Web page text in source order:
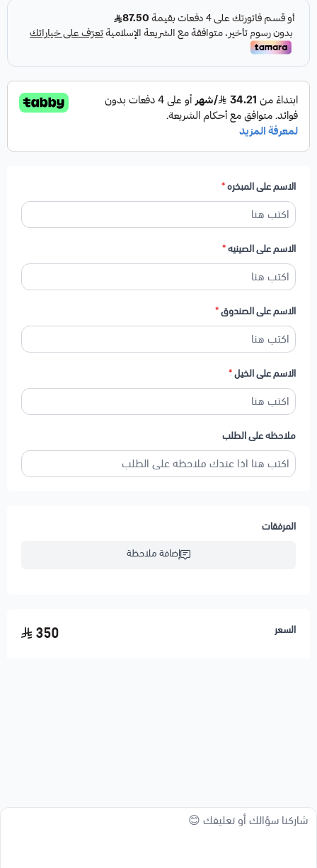
الاسم على المبخره*
الاسم على الصينيه*
الاسم على الصندوق*
الاسم على الخيل*
ملاحظه على الطلب
المرفقات
إضافة ملاحظة
السعر 350